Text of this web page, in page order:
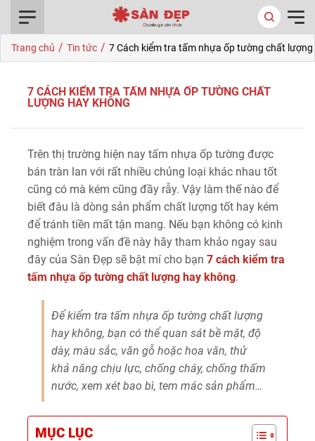
Trang chủ / Tin tức / 7 Cách kiểm tra tấm nhựa ốp tường chất lượng
7 CÁCH KIỂM TRA TẤM NHỰA ỐP TƯỜNG CHẤT
LƯỢNG HAY KHÔNG
Trên thị trường hiện nay tấm nhựa ốp tường được
bán tràn lan với rất nhiều chủng loại khác nhau tốt
cũng có mà kém cũng đầy rẫy. Vậy làm thế nào để
biết đâu là dòng sản phẩm chất lượng tốt hay kém
để tránh tiền mất tận mang. Nếu bạn không có kinh
nghiệm trong vấn đề này hãy tham khảo ngay sau
đây của Sàn Đẹp sẽ bật mí cho bạn 7 cách kiểm tra
tấm nhựa ốp tường chất lượng hay không.
Để kiểm tra tấm nhựa ốp tường chất lượng
hay không, bạn có thể quan sát bề mặt, độ
dày, màu sắc, vân gỗ hoặc hoa văn, thử
khả năng chịu lực, chống cháy, chống thấm
nước, xem xét bao bì, tem mác sản phẩm…
MỤC LỤC